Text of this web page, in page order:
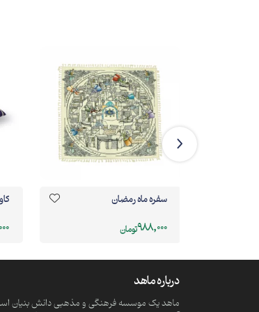
سفره ماه رمضان
988,000تومان
درباره ماهد